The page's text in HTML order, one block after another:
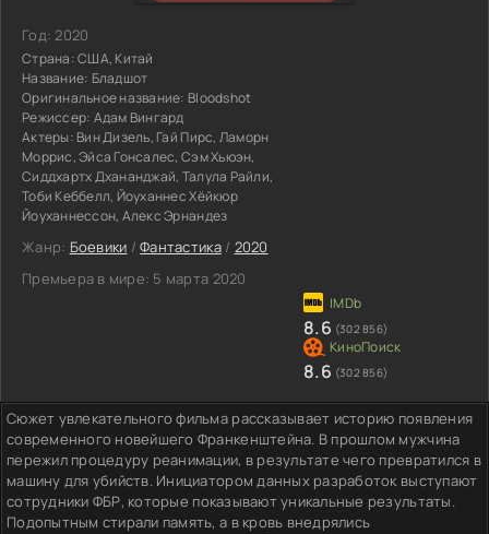
Год:2020
Страна:США, Китай
Название: Бладшот
Оригинальное название: Bloodshot
Режиссер: Адам Вингард
Актеры: Вин Дизель, Гай Пирс, Ламорн
Моррис, Эйса Гонсалес, Сэм Хьюэн,
Сиддхартх Дхананджай, Талула Райли,
Тоби Кеббелл, Йоуханнес Хёйкюр
Йоуханнессон, Алекс Эрнандез
Жанр: Боевики /Фантастика/ 2020
Премьера в мире: 5 марта 2020
8.6 (302 856)
8.6 (302 856)
Сюжет увлекательного фильма рассказывает историю появления
современного новейшего Франкенштейна. В прошлом мужчина
пережил процедуру реанимации, в результате чего превратился в
машину для убийств. Инициатором данных разработок выступают
сотрудники ФБР, которые показывают уникальные результаты.
Подопытным стирали память, а в кровь внедрялись